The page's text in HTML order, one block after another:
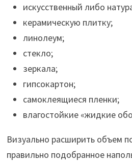
искусственный либо
керамическую плитку;
линолеум;
стекло;
зеркала;
гипсокартон;
самоклеящиеся пленки;
влагостойкие «жидкие
Визуально расширить объем
правильно подобранное